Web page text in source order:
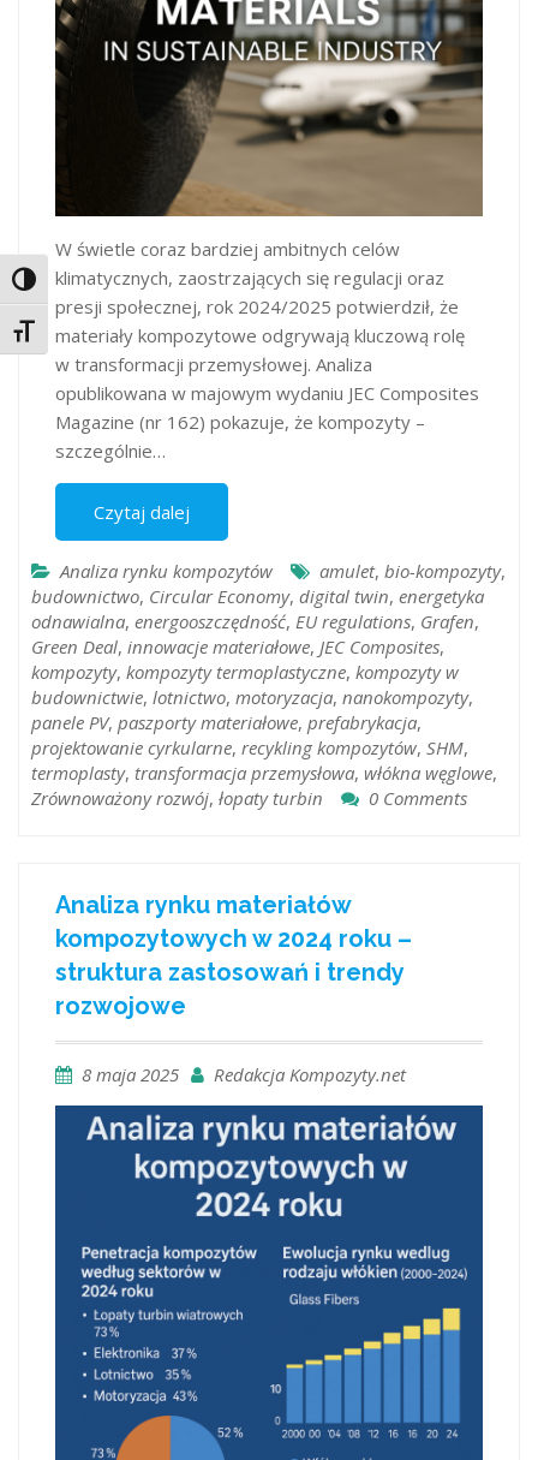
Toggle High Contrast
Toggle Font size
W świetle coraz bardziej ambitnych celów
klimatycznych, zaostrzających się regulacji oraz
presji społecznej, rok 2024/2025 potwierdził, że
materiały kompozytowe odgrywają kluczową rolę
w transformacji przemysłowej. Analiza
opublikowana w majowym wydaniu JEC Composites
Magazine (nr 162) pokazuje, że kompozyty –
szczególnie…
Czytaj dalej
Analiza rynku kompozytów amulet, bio-kompozyty,
budownictwo, Circular Economy, digital twin, energetyka
odnawialna, energooszczędność, EU regulations, Grafen,
Green Deal, innowacje materiałowe, JEC Composites,
kompozyty, kompozyty termoplastyczne, kompozyty w
budownictwie, lotnictwo, motoryzacja, nanokompozyty,
panele PV, paszporty materiałowe, prefabrykacja,
projektowanie cyrkularne, recykling kompozytów, SHM,
termoplasty, transformacja przemysłowa, włókna węglowe,
Zrównoważony rozwój, łopaty turbin 0 Comments
Analiza rynku materiałów
kompozytowych w 2024 roku –
struktura zastosowań i trendy
rozwojowe
8 maja 2025 Redakcja Kompozyty.net